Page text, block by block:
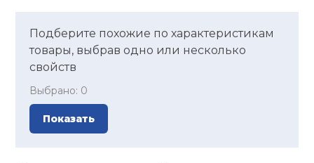
Подберите похожие по характеристикам
товары, выбрав одно или несколько
свойств
Выбрано: 0
Показать